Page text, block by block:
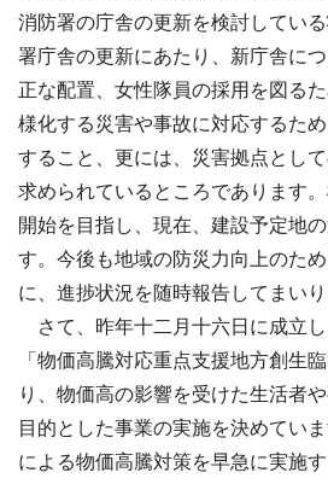
消防署の庁舎の更新を検討してい
署庁舎の更新にあたり、新庁舎に
正な配置、女性隊員の採用を図る
様化する災害や事故に対応するた
すること、更には、災害拠点とし
求められているところであります
開始を目指し、現在、建設予定地
す。今後も地域の防災力向上のた
に、進捗状況を随時報告してまい
さて、昨年十二月十六日に成立
「物価高騰対応重点支援地方創生
り、物価高の影響を受けた生活者
目的とした事業の実施を決めてい
による物価高騰対策を早急に実施